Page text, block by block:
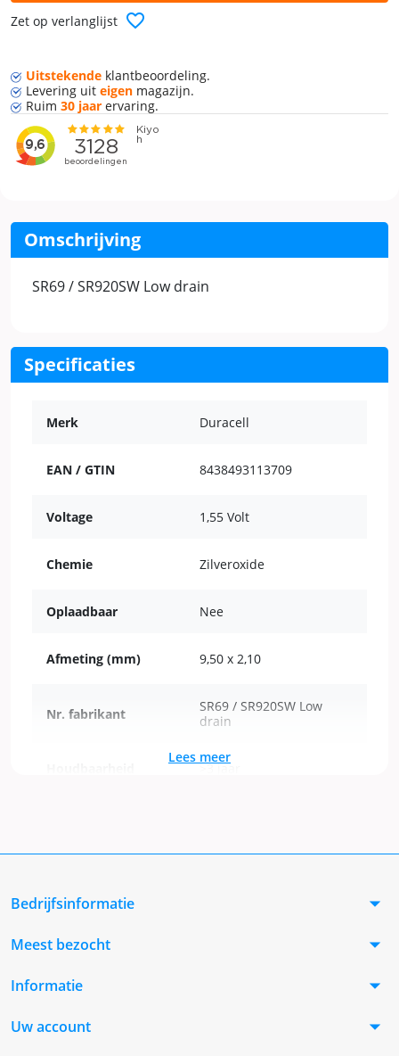
Zet op verlanglijst favorite_border
Uitstekende klantbeoordeling.
Levering uit eigen magazijn.
Ruim 30 jaar ervaring.
Omschrijving
SR69 / SR920SW Low drain
Specificaties
Merk Duracell
EAN / GTIN 8438493113709
Voltage 1,55 Volt
Chemie Zilveroxide
Oplaadbaar Nee
Afmeting (mm) 9,50 x 2,10
Nr. fabrikant
SR69 / SR920SW Low
drain
>3 jaar
Lees meer
Bedrijfsinformatie arrow_drop_down
Meest bezocht arrow_drop_down
Informatie arrow_drop_down
Uw account arrow_drop_down